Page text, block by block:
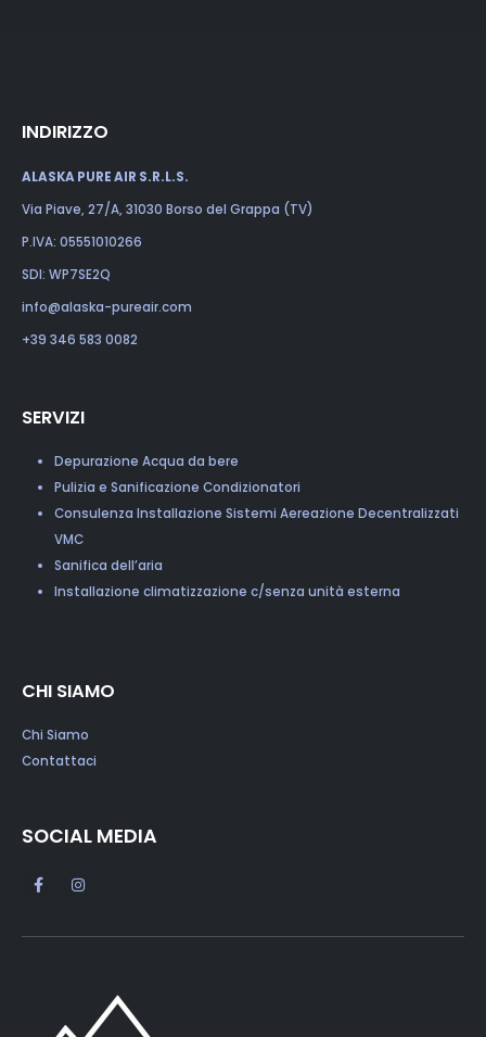
INDIRIZZO
ALASKA PURE AIR S.R.L.S.
Via Piave, 27/A, 31030 Borso del Grappa (TV)
P.IVA: 05551010266
SDI: WP7SE2Q
info@alaska-pureair.com
+39 346 583 0082
SERVIZI
Depurazione Acqua da bere
Pulizia e Sanificazione Condizionatori
Consulenza Installazione Sistemi Aereazione Decentralizzati
VMC
Sanifica dell’aria
Installazione climatizzazione c/senza unità esterna
CHI SIAMO
Chi Siamo
Contattaci
SOCIAL MEDIA